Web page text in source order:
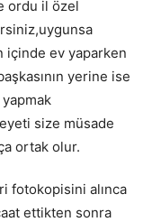
ordu il özel
içinde ev yaparken
yerine ise
size müsade
ortak olur.
fotokopisini alınca
ettikten sonra